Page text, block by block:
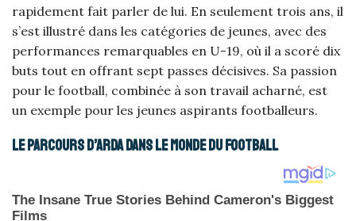
rapidement fait parler de lui. En seulement trois ans, il
s’est illustré dans les catégories de jeunes, avec des
performances remarquables en U-19, où il a scoré dix
buts tout en offrant sept passes décisives. Sa passion
pour le football, combinée à son travail acharné, est
un exemple pour les jeunes aspirants footballeurs.
Le parcours d’Arda dans le monde du football